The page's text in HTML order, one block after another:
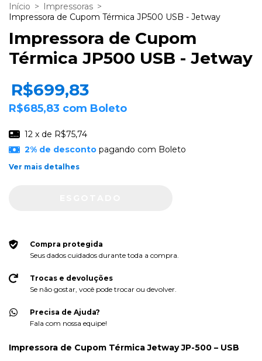
Início > Impressoras >
Impressora de Cupom Térmica JP500 USB - Jetway
Impressora de Cupom
Térmica JP500 USB - Jetway
R$699,83
R$685,83 com Boleto
12 x de R$75,74
2% de descontopagando com Boleto
Ver mais detalhes
Compra protegida
Seus dados cuidados durante toda a compra.
Trocas e devoluções
Se não gostar, você pode trocar ou devolver.
Precisa de Ajuda?
Fala com nossa equipe!
Impressora de Cupom Térmica Jetway JP-500 – USB